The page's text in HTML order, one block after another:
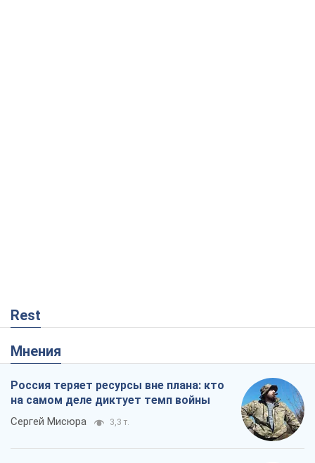
Rest
Мнения
Россия теряет ресурсы вне плана: кто
на самом деле диктует темп войны
Сергей Мисюра 3,3 т.